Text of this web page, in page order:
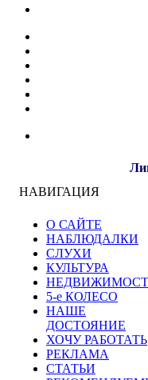
НАВИГАЦИЯ
О САЙТЕ
НАБЛЮДАЛКИ
СЛУХИ
КУЛЬТУРА
5-е КОЛЕСО
НАШЕ
ДОСТОЯНИЕ
ХОЧУ РАБОТАТЬ
РЕКЛАМА
СТАТЬИ